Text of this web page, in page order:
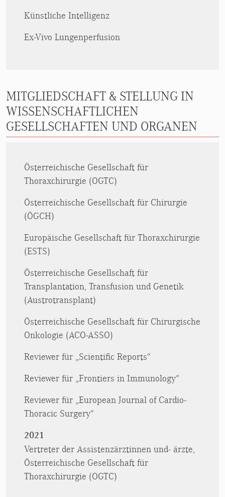
Künstliche Intelligenz
Ex-Vivo Lungenperfusion
MITGLIEDSCHAFT & STELLUNG IN
WISSENSCHAFTLICHEN
GESELLSCHAFTEN UND ORGANEN
Österreichische Gesellschaft für
Thoraxchirurgie (OGTC)
Österreichische Gesellschaft für Chirurgie
(ÖGCH)
Europäische Gesellschaft für Thoraxchirurgie
(ESTS)
Österreichische Gesellschaft für
Transplantation, Transfusion und Genetik
(Austrotransplant)
Österreichische Gesellschaft für Chirurgische
Onkologie (ACO-ASSO)
Reviewer für „Scientific Reports“
Reviewer für „Frontiers in Immunology“
Reviewer für „European Journal of Cardio-
Thoracic Surgery“
2021
Vertreter der Assistenzärztinnen und- ärzte,
Österreichische Gesellschaft für
Thoraxchirurgie (OGTC)